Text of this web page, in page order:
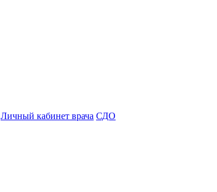
Личный кабинет врача СДО